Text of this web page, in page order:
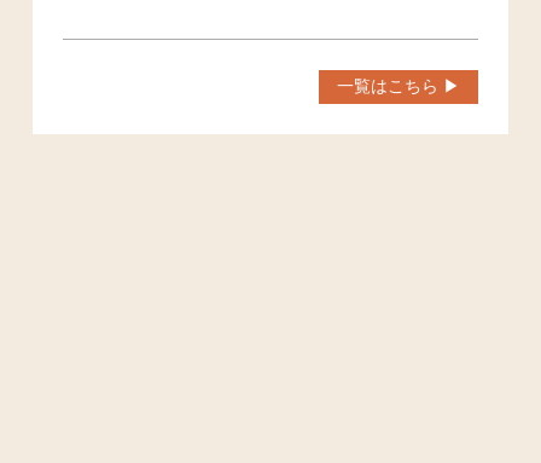
一覧はこちら ▶